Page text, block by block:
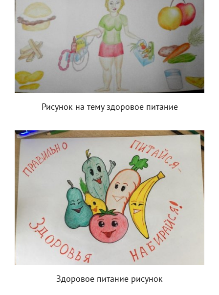
Рисунок на тему здоровое питание
Здоровое питание рисунок